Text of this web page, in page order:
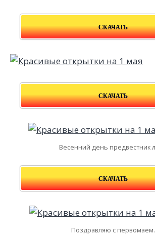
СКАЧАТЬ
СКАЧАТЬ
Весенний день предвестник
СКАЧАТЬ
Поздравляю с первомаем.